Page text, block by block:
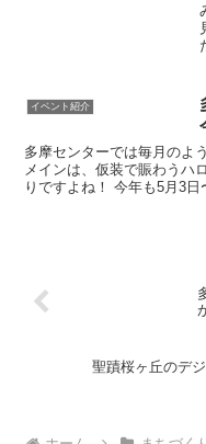
イベント紹介
多摩センターでは毎月のよ
メインは、仮装で賑わうハ
りですよね！ 今年も5月3
聖蹟桜ヶ丘のデ